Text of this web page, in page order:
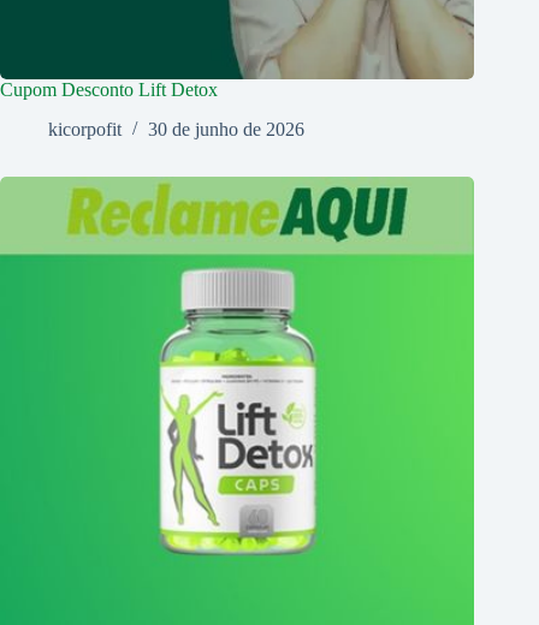
Cupom Desconto Lift Detox
kicorpofit
30 de junho de 2026